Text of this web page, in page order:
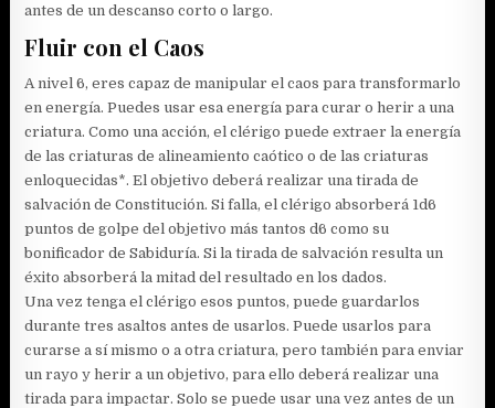
antes de un descanso corto o largo.
Fluir con el Caos
A nivel 6, eres capaz de manipular el caos para transformarlo
en energía. Puedes usar esa energía para curar o herir a una
criatura. Como una acción, el clérigo puede extraer la energía
de las criaturas de alineamiento caótico o de las criaturas
enloquecidas*. El objetivo deberá realizar una tirada de
salvación de Constitución. Si falla, el clérigo absorberá 1d6
puntos de golpe del objetivo más tantos d6 como su
bonificador de Sabiduría. Si la tirada de salvación resulta un
éxito absorberá la mitad del resultado en los dados.
Una vez tenga el clérigo esos puntos, puede guardarlos
durante tres asaltos antes de usarlos. Puede usarlos para
curarse a sí mismo o a otra criatura, pero también para enviar
un rayo y herir a un objetivo, para ello deberá realizar una
tirada para impactar. Solo se puede usar una vez antes de un